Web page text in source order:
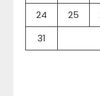
24
25
31